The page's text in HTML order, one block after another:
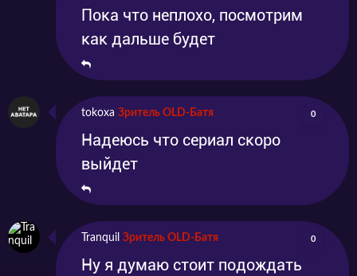
Пока что неплохо, посмотрим
как дальше будет
tokoxa Зритель OLD-Батя 0
Надеюсь что сериал скоро
выйдет
Tranquil Зритель OLD-Батя 0
Ну я думаю стоит подождать